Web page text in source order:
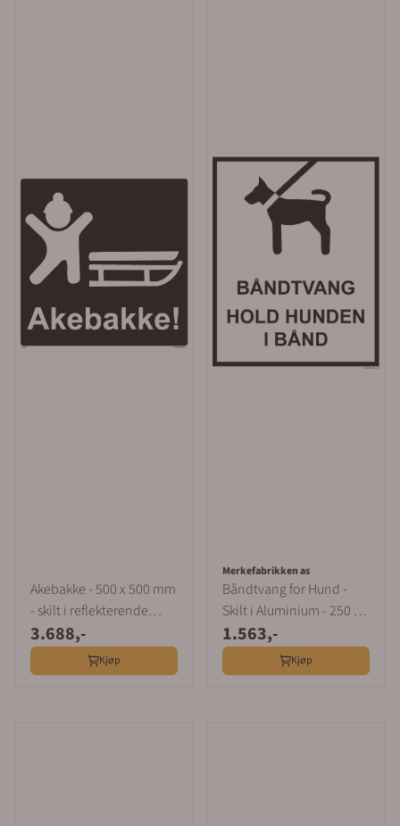
Akebakke - 500 x 500 mm
- skilt i reflekterende
aluminium
3.688,-
Kjøp
Merkefabrikken as
Båndtvang for Hund -
Skilt i Aluminium - 250 x
200 mm
1.563,-
Kjøp